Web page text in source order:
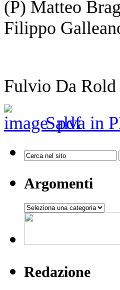
(P) Matteo
Filippo
Fulvio Da Rold
Salva in
Argomenti
Argomenti
Redazione